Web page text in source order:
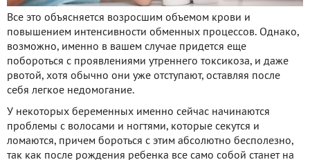
Все это объясняется возросшим объемом крови и
повышением интенсивности обменных процессов. Однако,
возможно, именно в вашем случае придется еще
побороться с проявлениями утреннего токсикоза, и даже
рвотой, хотя обычно они уже отступают, оставляя после
себя легкое недомогание.
У некоторых беременных именно сейчас начинаются
проблемы с волосами и ногтями, которые секутся и
ломаются, причем бороться с этим абсолютно бесполезно,
так как после рождения ребенка все само собой станет на